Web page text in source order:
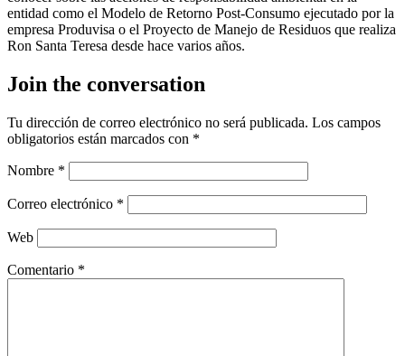
entidad como el Modelo de Retorno Post-Consumo ejecutado por la
empresa Produvisa o el Proyecto de Manejo de Residuos que realiza
Ron Santa Teresa desde hace varios años.
Join the conversation
Tu dirección de correo electrónico no será publicada. Los campos
obligatorios están marcados con *
Nombre *
Correo electrónico *
Web
Comentario *